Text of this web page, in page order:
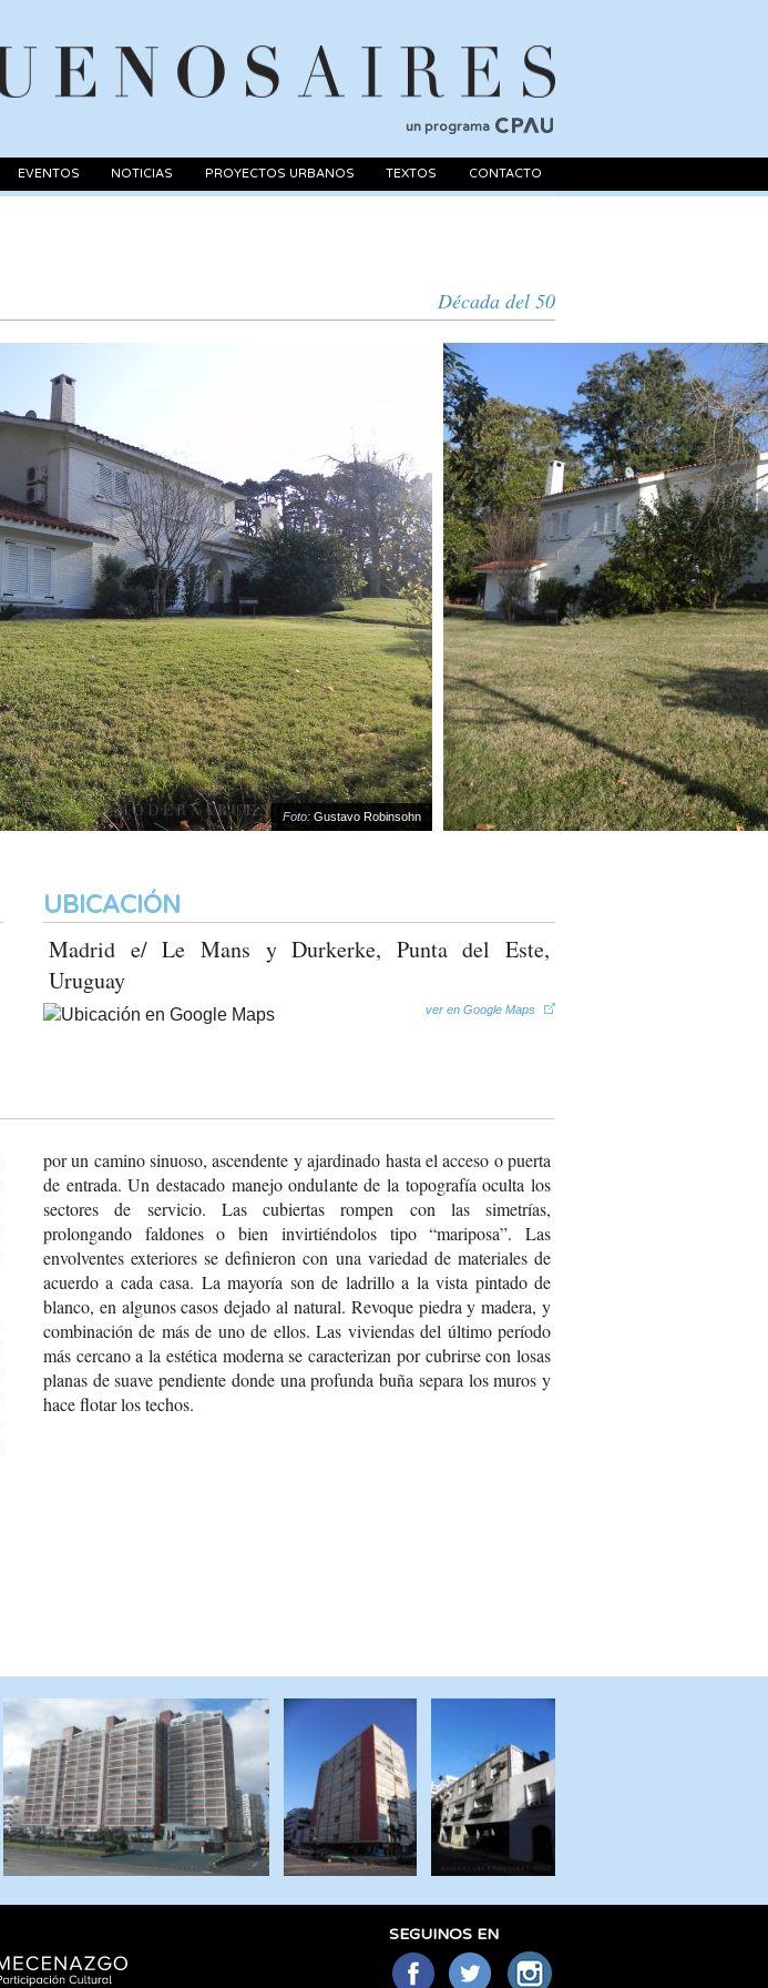
un programa
EVENTOS NOTICIAS PROYECTOS URBANOS TEXTOS CONTACTO
Década del 50
Foto:Gustavo Robinsohn
UBICACIÓN
Madrid e/ Le Mans y Durkerke, Punta del Este,
Uruguay
ver en Google Maps
por un camino sinuoso, ascendente y ajardinado hasta el acceso o puerta
de entrada. Un destacado manejo ondulante de la topografía oculta los
sectores de servicio. Las cubiertas rompen con las simetrías,
prolongando faldones o bien invirtiéndolos tipo “mariposa”. Las
envolventes exteriores se definieron con una variedad de materiales de
acuerdo a cada casa. La mayoría son de ladrillo a la vista pintado de
blanco, en algunos casos dejado al natural. Revoque piedra y madera, y
combinación de más de uno de ellos. Las viviendas del último período
más cercano a la estética moderna se caracterizan por cubrirse con losas
planas de suave pendiente donde una profunda buña separa los muros y
hace flotar los techos.
SEGUINOS EN